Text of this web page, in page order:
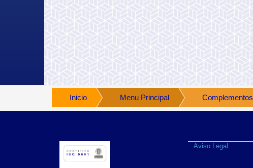
Inicio Menu Principal Complementos
Aviso Legal